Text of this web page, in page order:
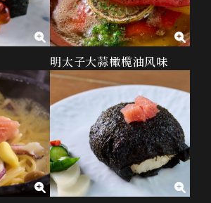
明太子大蒜橄榄油风味